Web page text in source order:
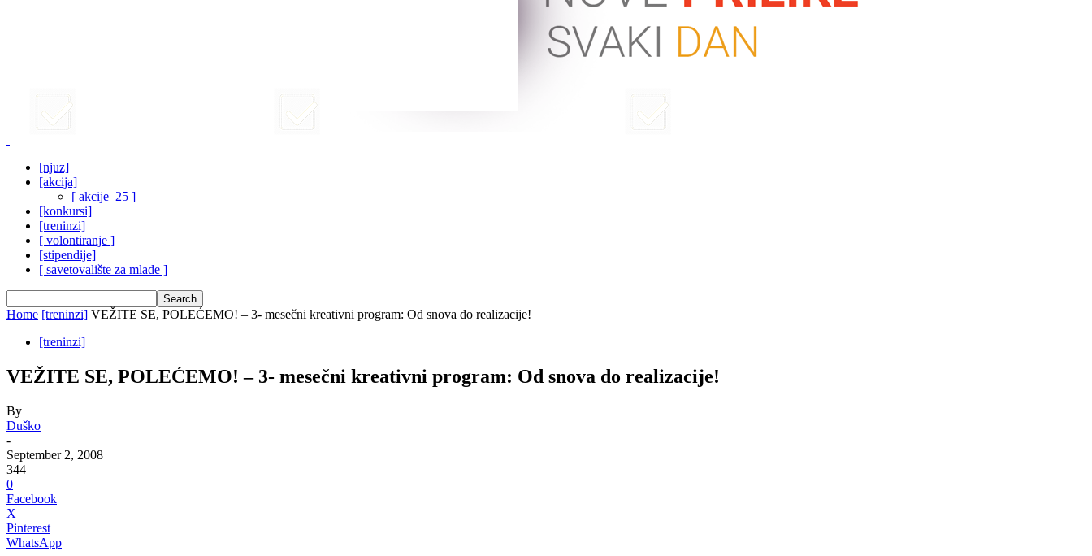
[njuz]
[akcija]
[ akcije_25 ]
[konkursi]
[treninzi]
[ volontiranje ]
[stipendije]
[ savetovalište za mlade ]
Home [treninzi] VEŽITE SE, POLEĆEMO! – 3- mesečni kreativni program: Od snova do realizacije!
[treninzi]
VEŽITE SE, POLEĆEMO! – 3- mesečni kreativni program: Od snova do realizacije!
By
Duško
-
September 2, 2008
344
0
Facebook
X
Pinterest
WhatsApp